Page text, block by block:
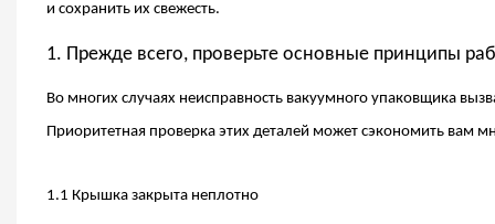
и сохранить их свежесть.
1. Прежде всего, проверьте основные принципы
Во многих случаях неисправность вакуумного упаковщика
Приоритетная проверка этих деталей может сэкономить вам
1.1 Крышка закрыта неплотно